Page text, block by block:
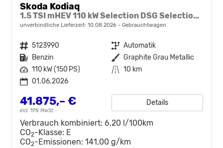
Skoda Kodiaq
1.5 TSI mHEV 110 kW Selection DSG Selection, 7-Sitzer, AHK, Navi, Side, Kamera, Winter, 4 J.- Garantie
unverbindliche Lieferzeit: 10.08.2026 Gebrauchtwagen
Fahrzeugnr. 5123990 Getriebe Automatik
Kraftstoff Benzin Außenfarbe Graphite Grau Metallic
Leistung 110 kW (150 PS) Kilometerstand 10 km
01.06.2026
41.875,– €
incl. 19% MwSt.
Details
Verbrauch kombiniert: 6,20 l/100km
CO2-Klasse: E
CO2-Emissionen: 141,00 g/km